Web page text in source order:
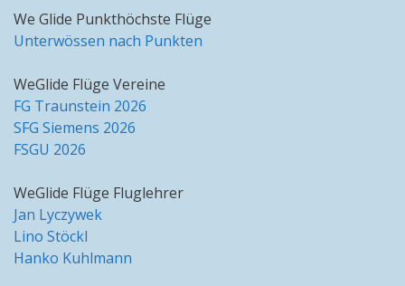
We Glide Punkthöchste Flüge
Unterwössen nach Punkten
WeGlide Flüge Vereine
FG Traunstein 2026
SFG Siemens 2026
FSGU 2026
WeGlide Flüge Fluglehrer
Jan Lyczywek
Lino Stöckl
Hanko Kuhlmann